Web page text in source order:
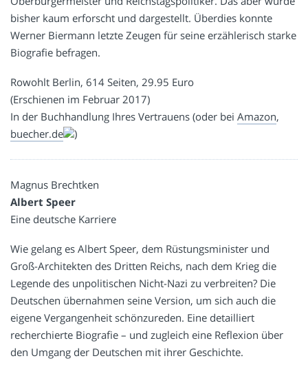
bisher kaum erforscht und dargestellt. Überdies konnte
Werner Biermann letzte Zeugen für seine erzählerisch starke
Biografie befragen.
Rowohlt Berlin, 614 Seiten, 29.95 Euro
(Erschienen im Februar 2017)
In der Buchhandlung Ihres Vertrauens (oder bei Amazon,
buecher.de
)
Magnus Brechtken
Albert Speer
Eine deutsche Karriere
Wie gelang es Albert Speer, dem Rüstungsminister und
Groß-Architekten des Dritten Reichs, nach dem Krieg die
Legende des unpolitischen Nicht-Nazi zu verbreiten? Die
Deutschen übernahmen seine Version, um sich auch die
eigene Vergangenheit schönzureden. Eine detailliert
recherchierte Biografie – und zugleich eine Reflexion über
den Umgang der Deutschen mit ihrer Geschichte.